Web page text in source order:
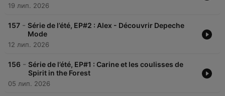
19 лип. 2026
157 - Série de l’été, EP#2 : Alex - Découvrir Depeche
Mode
12 лип. 2026
156 - Série de l’été, EP#1 : Carine et les coulisses de
Spirit in the Forest
05 лип. 2026